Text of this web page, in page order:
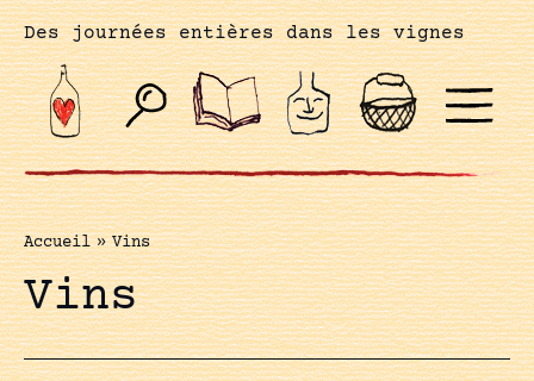
Des journées entières dans les vignes
Accueil » Vins
Vins